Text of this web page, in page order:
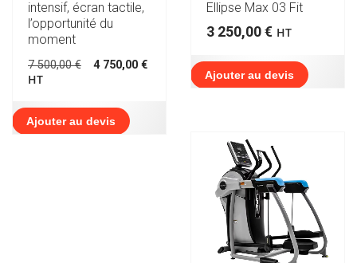
intensif, écran tactile,
l’opportunité du
moment
7 500,00€ Le
était :
7
500,00 €.
4 750,00 €
HT
Ajouter au devis
Ellipse Max 03 Fit
3 250,00€ HT
Ajouter au devis